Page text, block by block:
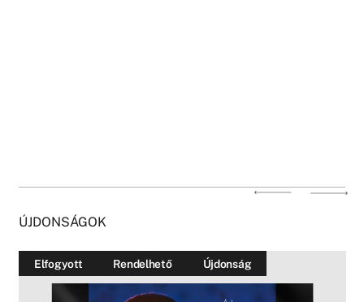
ÚJDONSÁGOK
Elfogyott Rendelhető Újdonság